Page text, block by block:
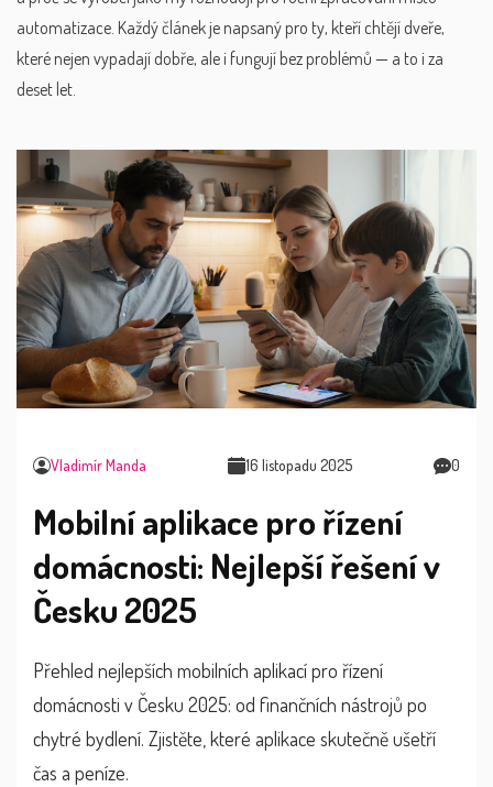
automatizace. Každý článek je napsaný pro ty, kteří chtějí dveře,
které nejen vypadají dobře, ale i fungují bez problémů — a to i za
deset let.
Vladimír Manda 16 listopadu 2025 0
Mobilní aplikace pro řízení
domácnosti: Nejlepší řešení v
Česku 2025
Přehled nejlepších mobilních aplikací pro řízení
domácnosti v Česku 2025: od finančních nástrojů po
chytré bydlení. Zjistěte, které aplikace skutečně ušetří
čas a peníze.